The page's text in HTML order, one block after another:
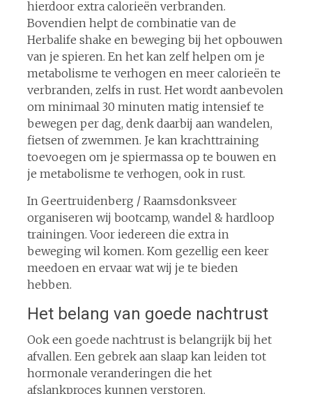
hierdoor extra calorieën verbranden.
Bovendien helpt de combinatie van de
Herbalife shake en beweging bij het opbouwen
van je spieren. En het kan zelf helpen om je
metabolisme te verhogen en meer calorieën te
verbranden, zelfs in rust. Het wordt aanbevolen
om minimaal 30 minuten matig intensief te
bewegen per dag, denk daarbij aan wandelen,
fietsen of zwemmen. Je kan krachttraining
toevoegen om je spiermassa op te bouwen en
je metabolisme te verhogen, ook in rust.
In Geertruidenberg / Raamsdonksveer
organiseren wij bootcamp, wandel & hardloop
trainingen. Voor iedereen die extra in
beweging wil komen. Kom gezellig een keer
meedoen en ervaar wat wij je te bieden
hebben.
Het belang van goede nachtrust
Ook een goede nachtrust is belangrijk bij het
afvallen. Een gebrek aan slaap kan leiden tot
hormonale veranderingen die het
afslankproces kunnen verstoren.